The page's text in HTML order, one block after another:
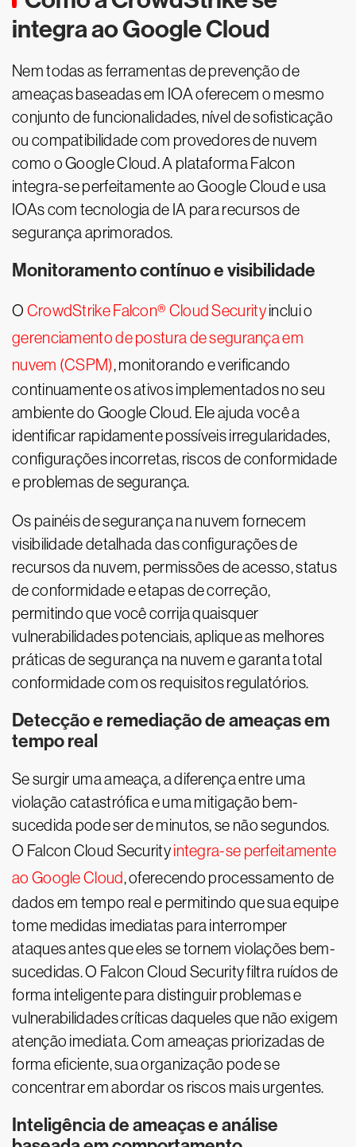
integra ao Google Cloud
Nem todas as ferramentas de prevenção de
ameaças baseadas em IOA oferecem o mesmo
conjunto de funcionalidades, nível de sofisticação
ou compatibilidade com provedores de nuvem
como o Google Cloud. A plataforma Falcon
integra-se perfeitamente ao Google Cloud e usa
IOAs com tecnologia de IA para recursos de
segurança aprimorados.
Monitoramento contínuo e visibilidade
O CrowdStrike Falcon® Cloud Securityinclui o
gerenciamento de postura de segurança em
nuvem (CSPM), monitorando e verificando
continuamente os ativos implementados no seu
ambiente do Google Cloud. Ele ajuda você a
identificar rapidamente possíveis irregularidades,
configurações incorretas, riscos de conformidade
e problemas de segurança.
Os painéis de segurança na nuvem fornecem
visibilidade detalhada das configurações de
recursos da nuvem, permissões de acesso, status
de conformidade e etapas de correção,
permitindo que você corrija quaisquer
vulnerabilidades potenciais, aplique as melhores
práticas de segurança na nuvem e garanta total
conformidade com os requisitos regulatórios.
Detecção e remediação de ameaças em
tempo real
Se surgir uma ameaça, a diferença entre uma
violação catastrófica e uma mitigação bem-
sucedida pode ser de minutos, se não segundos.
O Falcon Cloud Securityintegra-se perfeitamente
ao Google Cloud, oferecendo processamento de
dados em tempo real e permitindo que sua equipe
tome medidas imediatas para interromper
ataques antes que eles se tornem violações bem-
sucedidas. O Falcon Cloud Security filtra ruídos de
forma inteligente para distinguir problemas e
vulnerabilidades críticas daqueles que não exigem
atenção imediata. Com ameaças priorizadas de
forma eficiente, sua organização pode se
concentrar em abordar os riscos mais urgentes.
Inteligência de ameaças e análise